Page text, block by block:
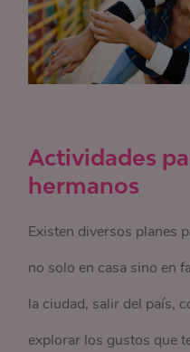
Actividades
hermanos
Existen diversos planes
no solo en casa sino en
la ciudad, salir del país,
explorar los gustos que